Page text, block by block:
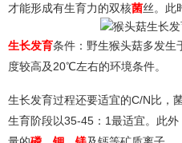
才能形成有生育力的双核菌丝。此
生长发育条件：野生猴头菇多发生
度较高及20℃左右的环境条件。
生长发育过程还要适宜的C/N比，
生育阶段以35-45：1最适宜。此